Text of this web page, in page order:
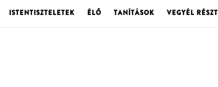
ISTENTISZTELETEK ÉLŐ TANÍTÁSOK VEGYÉL RÉSZT